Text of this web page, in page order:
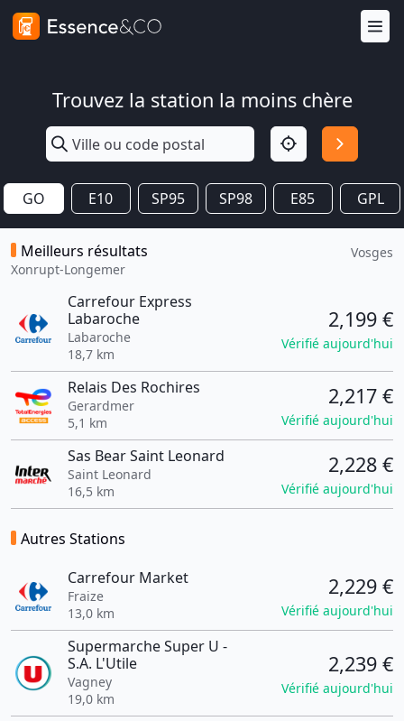
Trouvez la station la moins chère
GO E10 SP95 SP98 E85 GPL
Meilleurs résultats
Xonrupt-Longemer
Vosges
Carrefour Express
Labaroche
Labaroche
18,7 km
2,199 €
Vérifié aujourd'hui
Relais Des Rochires
Gerardmer
5,1 km
2,217 €
Vérifié aujourd'hui
Sas Bear Saint Leonard
Saint Leonard
16,5 km
2,228 €
Vérifié aujourd'hui
Autres Stations
Carrefour Market
Fraize
13,0 km
2,229 €
Vérifié aujourd'hui
Supermarche Super U -
S.A. L'Utile
Vagney
19,0 km
2,239 €
Vérifié aujourd'hui